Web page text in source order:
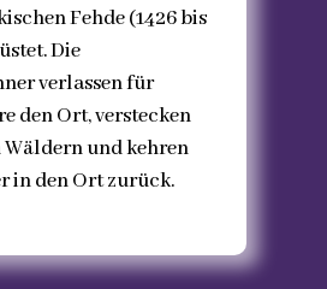
Fehde (1426 bis
Die
verlassen für
den Ort, verstecken
Wäldern und kehren
in den Ort zurück.